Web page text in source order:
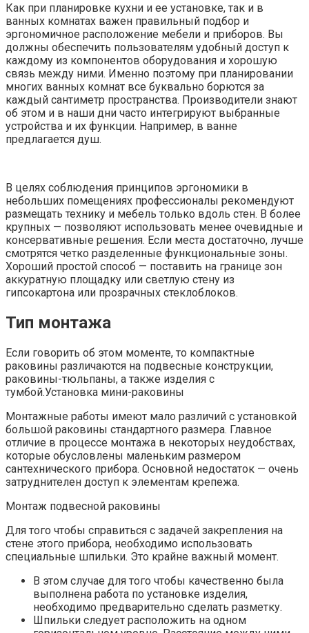
Как при планировке кухни и ее установке, так и в
ванных комнатах важен правильный подбор и
эргономичное расположение мебели и приборов. Вы
должны обеспечить пользователям удобный доступ к
каждому из компонентов оборудования и хорошую
связь между ними. Именно поэтому при планировании
многих ванных комнат все буквально борются за
каждый сантиметр пространства. Производители знают
об этом и в наши дни часто интегрируют выбранные
устройства и их функции. Например, в ванне
предлагается душ.
В целях соблюдения принципов эргономики в
небольших помещениях профессионалы рекомендуют
размещать технику и мебель только вдоль стен. В более
крупных — позволяют использовать менее очевидные и
консервативные решения. Если места достаточно, лучше
смотрятся четко разделенные функциональные зоны.
Хороший простой способ — поставить на границе зон
аккуратную площадку или светлую стену из
гипсокартона или прозрачных стеклоблоков.
Тип монтажа
Если говорить об этом моменте, то компактные
раковины различаются на подвесные конструкции,
раковины-тюльпаны, а также изделия с
тумбой.Установка мини-раковины
Монтажные работы имеют мало различий с установкой
большой раковины стандартного размера. Главное
отличие в процессе монтажа в некоторых неудобствах,
которые обусловлены маленьким размером
сантехнического прибора. Основной недостаток — очень
затруднителен доступ к элементам крепежа.
Монтаж подвесной раковины
Для того чтобы справиться с задачей закрепления на
стене этого прибора, необходимо использовать
специальные шпильки. Это крайне важный момент.
В этом случае для того чтобы качественно была
выполнена работа по установке изделия,
необходимо предварительно сделать разметку.
Шпильки следует расположить на одном